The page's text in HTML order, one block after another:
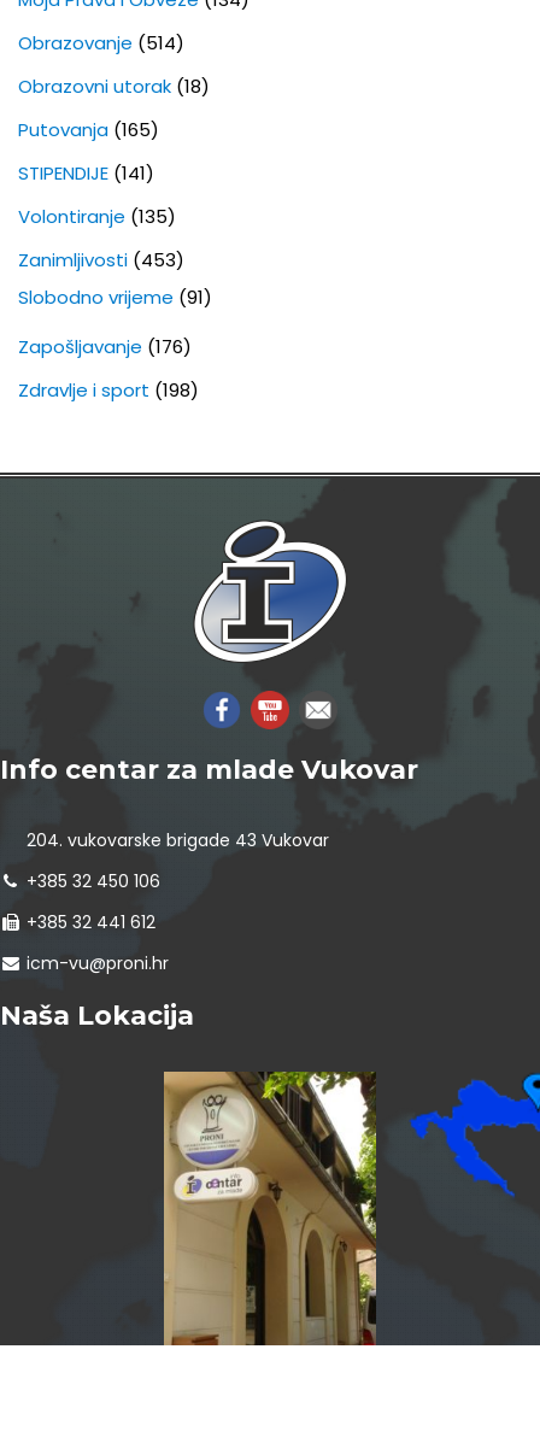
Obrazovanje (514)
Obrazovni utorak (18)
Putovanja (165)
STIPENDIJE (141)
Volontiranje (135)
Zanimljivosti (453)
Slobodno vrijeme (91)
Zapošljavanje (176)
Zdravlje i sport (198)
Info centar za mlade Vukovar
204. vukovarske brigade 43 Vukovar
+385 32 450 106
+385 32 441 612
icm-vu@proni.hr
Naša Lokacija